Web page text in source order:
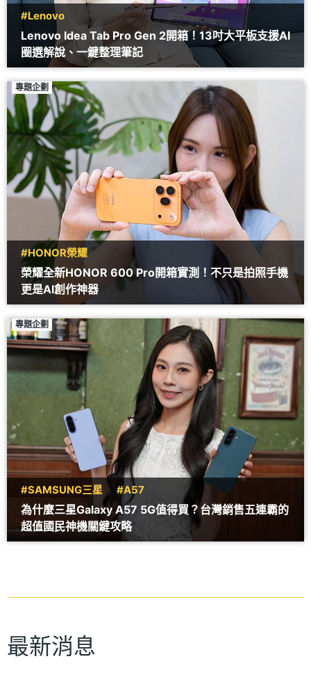
#Lenovo
Lenovo Idea Tab Pro Gen 2開箱！13吋大平板支援AI
圈選解說、一鍵整理筆記
專題企劃
#HONOR榮耀
榮耀全新HONOR 600 Pro開箱實測！不只是拍照手機
更是AI創作神器
專題企劃
#SAMSUNG三星 #A57
為什麼三星Galaxy A57 5G值得買？台灣銷售五連霸的
超值國民神機關鍵攻略
最新消息